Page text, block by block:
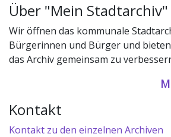
Über "Mein Stadtarchiv"
Wir öffnen das kommunale
Bürgerinnen und Bürger und
das Archiv gemeinsam zu
Kontakt
Kontakt zu den einzelnen Archiven